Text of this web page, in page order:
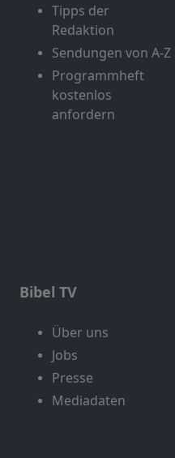
Tipps der
Redaktion
Sendungen von A-Z
Programmheft
kostenlos
anfordern
Bibel TV
Über uns
Jobs
Presse
Mediadaten